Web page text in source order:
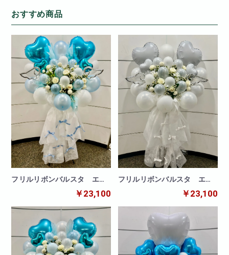
おすすめ商品
フリルリボンバルスタ エン
￥23,100
フリルリボンバルスタ エン
￥23,100